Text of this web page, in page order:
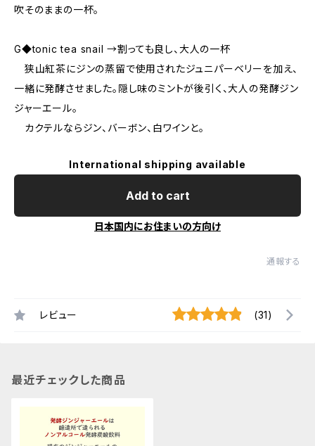
吹そのままの一杯。
G◆tonic tea snail →割っても良し、大人の一杯
狭山紅茶にジンの蒸留で使用されたジュニパーベリーを加え、
一緒に発酵させました。隠し味のミントが後引く、大人の発酵ジン
ジャーエール。
カクテルならジン、バーボン、白ワインと。
International shipping available
Add to cart
日本国内にお住まいの方向け
通報する
レビュー (31)
最近チェックした商品